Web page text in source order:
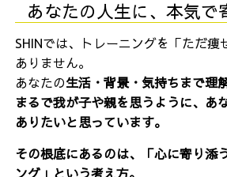
あなたの人生に、本気で
SHINでは、トレーニングを「ただ痩
ありません。
あなたの生活・背景・気持ちまで理
まるで我が子や親を思うように、あ
ありたいと思っています。
その根底にあるのは、「心に寄り添
ング」という考え方。